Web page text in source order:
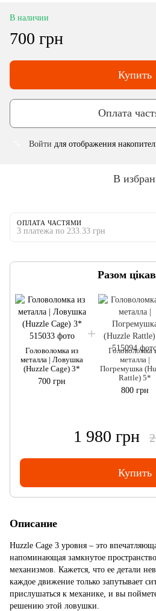
В наличии
700 грн
Купить
Оплата
Войти для отображения
В
ОПЛАТА ЧАСТЯМИ
3 платежа по 233.33 грн
Разом
Головоломка из
металла | Ловушка
(Huzzle Cage) 3*
700 грн
Головоломка
металла |
Погремушка
Rattle) 5*
800 грн
1 980 грн
Купить
Описание
Huzzle Cage 3 уровня – это
напоминающая замкнутое
механизмов. Кажется, что ее детали
каждое движение только запутывает
прислушаться к механике, и вы
решению этой ловушки.